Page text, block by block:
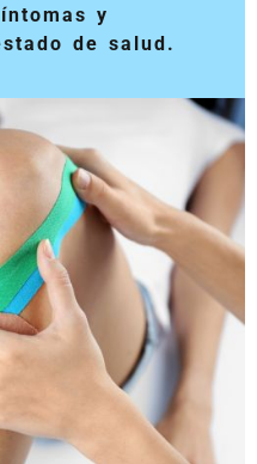
y
de salud.